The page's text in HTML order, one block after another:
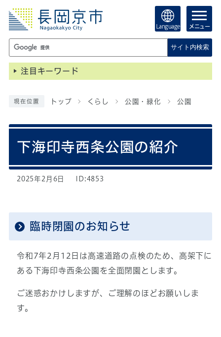
Language メニュー
サイト内検索
注目キーワード
現在位置 トップ くらし 公園・緑化 公園
下海印寺西条公園の紹介
2025年2月6日 ID:4853
臨時閉園のお知らせ
令和7年2月12日は高速道路の点検のため、高架下に
ある下海印寺西条公園を全面閉園とします。
ご迷惑おかけしますが、ご理解のほどお願いしま
す。